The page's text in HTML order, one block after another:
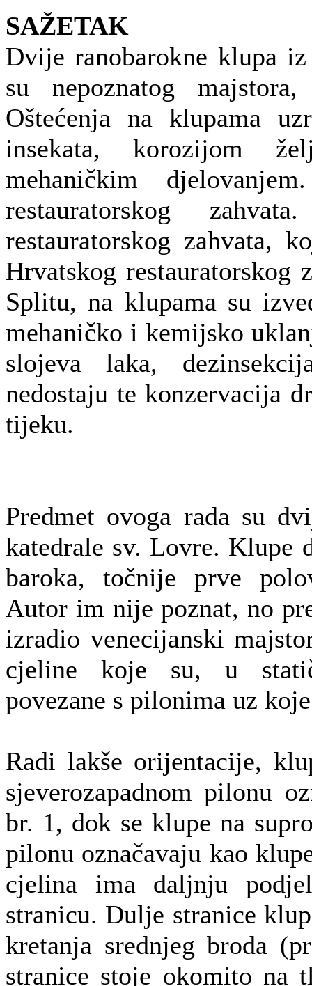
SAŽETAK
Dvije ranobarokne klupa
su nepoznatog
Oštećenja na klupama
insekata, korozijom
mehaničkim
restauratorskog
restauratorskog zahvata,
Hrvatskog restauratorskog
Splitu, na klupama su
mehaničko i kemijsko
slojeva laka,
nedostaju te konzervacija
tijeku.
Predmet ovoga rada su
katedrale sv. Lovre. Klupe
baroka, točnije prve
Autor im nije poznat, no
izradio venecijanski
cjeline koje su, u
povezane s pilonima uz
Radi lakše orijentacije,
sjeverozapadnom pilonu
br. 1, dok se klupe na
pilonu označavaju kao
cjelina ima daljnju
stranicu. Dulje stranice
kretanja srednjeg broda
stranice stoje okomito na